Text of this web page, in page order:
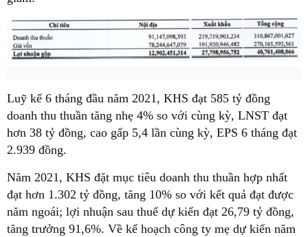
Luỹ kế 6 tháng đầu năm 2021, KHS đạt 585 tỷ đồng
doanh thu thuần tăng nhẹ 4% so với cùng kỳ, LNST đạt
hơn 38 tỷ đồng, cao gấp 5,4 lần cùng kỳ, EPS 6 tháng đạt
2.939 đồng.
Năm 2021, KHS đặt mục tiêu doanh thu thuần hợp nhất
đạt hơn 1.302 tỷ đồng, tăng 10% so với kết quả đạt được
năm ngoái; lợi nhuận sau thuế dự kiến đạt 26,79 tỷ đồng,
tăng trưởng 91,6%. Về kế hoạch công ty mẹ dự kiến năm